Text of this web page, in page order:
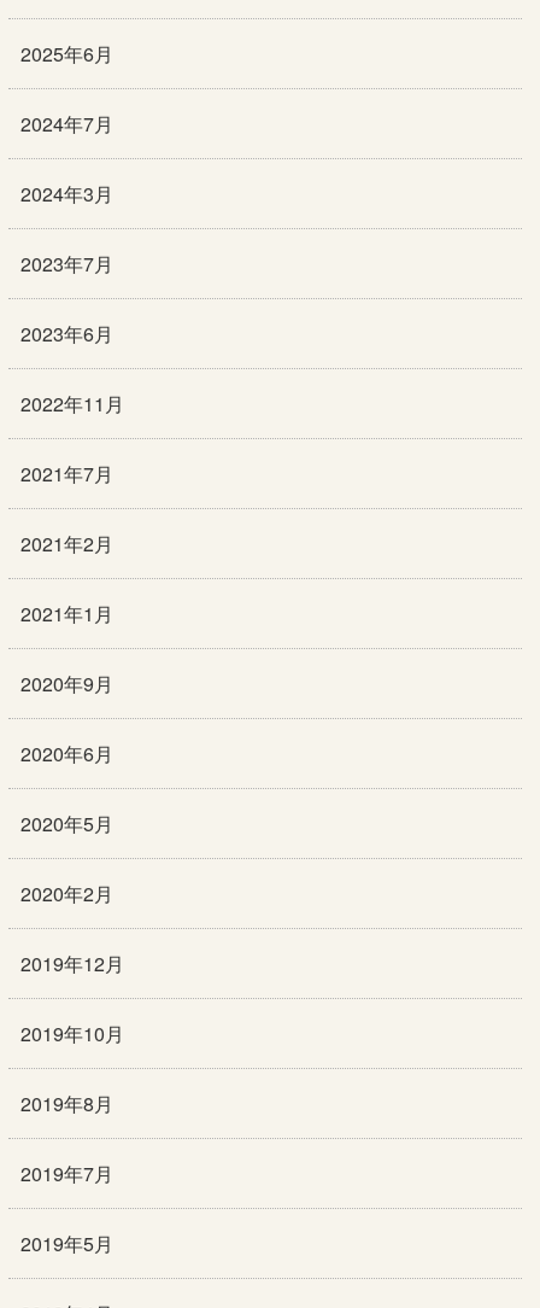
2025年6月
2024年7月
2024年3月
2023年7月
2023年6月
2022年11月
2021年7月
2021年2月
2021年1月
2020年9月
2020年6月
2020年5月
2020年2月
2019年12月
2019年10月
2019年8月
2019年7月
2019年5月